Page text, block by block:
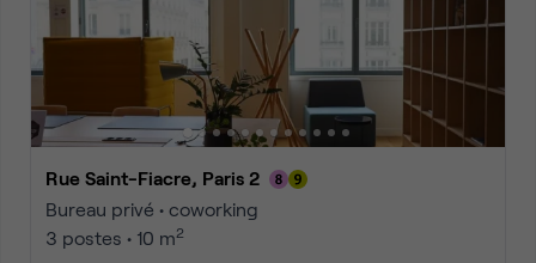
Rue Saint-Fiacre, Paris 2
Bureau privé • coworking
3 postes • 10 m2